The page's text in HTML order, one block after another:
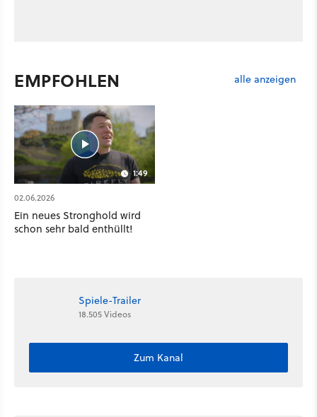
EMPFOHLEN alle anzeigen
1:49
02.06.2026
Ein neues Stronghold wird
schon sehr bald enthüllt!
Spiele-Trailer
18.505 Videos
Zum Kanal